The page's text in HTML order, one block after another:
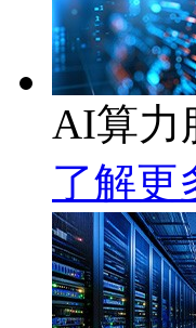
AI算力
了解更